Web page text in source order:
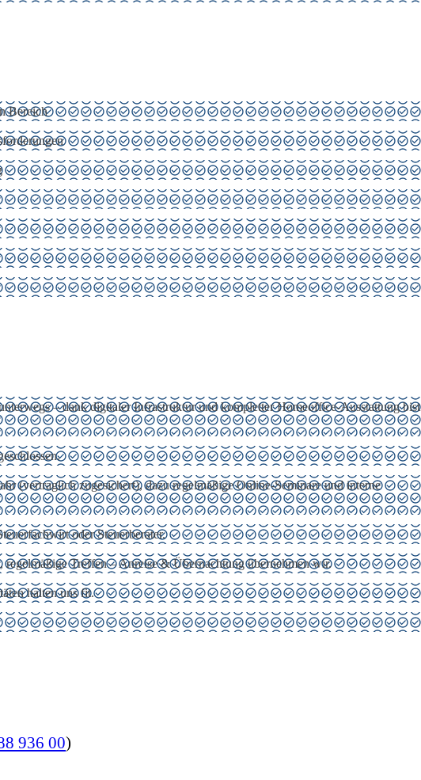
Bereich
– dank digitaler Infrastruktur und kompletter Homeoffice-Ausstattung bist
(vertraglich zugesichert), dazu regelmäßige Online-Seminare und interne
oder Steuerberater.
regelmäßige Treffen – Anreise & Übernachtung übernehmen wir.
halten uns fit.
936 00)